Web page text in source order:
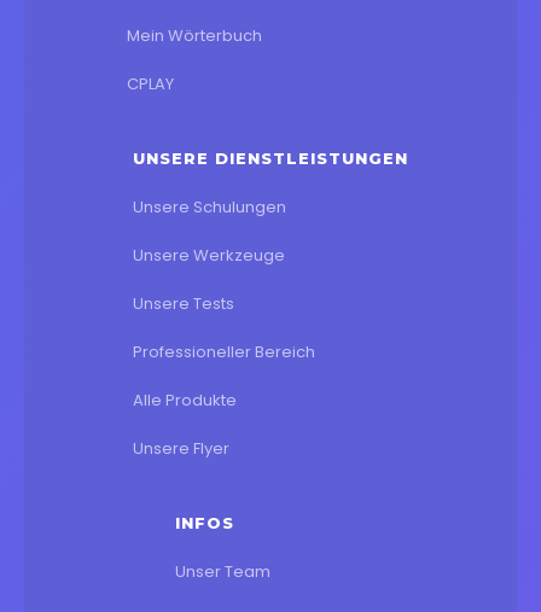
Mein Wörterbuch
CPLAY
UNSERE DIENSTLEISTUNGEN
Unsere Schulungen
Unsere Werkzeuge
Unsere Tests
Professioneller Bereich
Alle Produkte
Unsere Flyer
INFOS
Unser Team